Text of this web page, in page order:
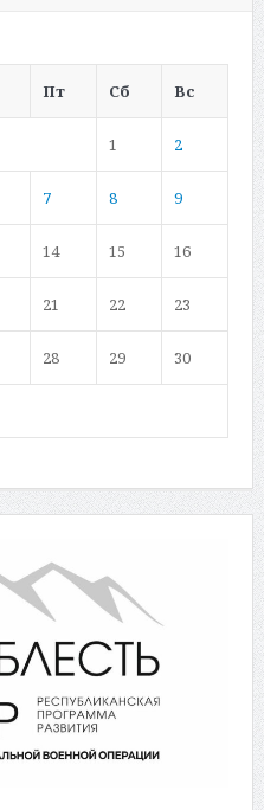
Пт Сб Вс
1 2
7 8 9
14 15 16
21 22 23
28 29 30